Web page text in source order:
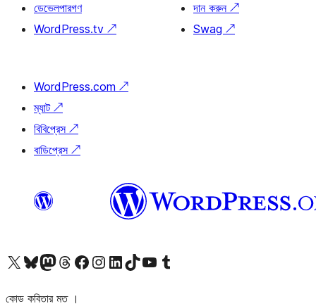
ডেভেলপারগণ
WordPress.tv ↗
দান করুন ↗
Swag ↗
WordPress.com ↗
ম্যাট ↗
বিবিপ্রেস ↗
বাডিপ্রেস ↗
আমাদের X (আগের টুইটার) অ্যাকাউন্টে যানআমাদের Bluesky অ্যাকাউন্টটি দেখুনআমাদের মাস্টোডন অ্যাকাউন্টটি দেখুনআমাদের থ্রেডস অ্যাকাউন্টটি দেখুনআমাদের ফেসবুক পেজ দেখুনআমাদের ইন্সটাগ্রাম অ্যাকাউন্ট দেখুনআমাদের লিঙ্কডইন অ্যাকাউন্টে যানআমাদের TikTok অ্যাকাউন্টটি দেখুনআমাদের ইউটিউব চ্যানেলে যান আমাদের টাম্বলার অ্যাকাউন্ট দেখুন
কোড কবিতার মত ।